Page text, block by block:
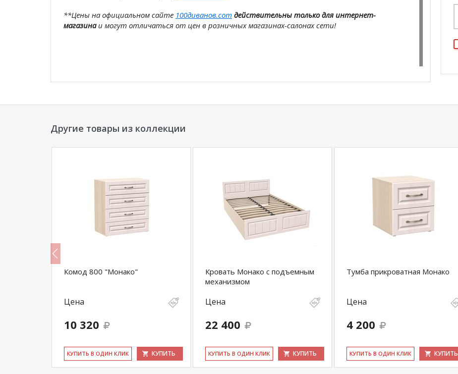
**Цены на официальном сайте 100диванов.com действительны только для интернет-
магазинаи могут отличаться от цен в розничных магазинах-салонах сети!
Другие товары из коллекции
Комод 800 "Монако"
Цена
10 320
КУ­ПИТЬ В ОДИН КЛИК КУПИТЬ
Кровать Монако с подъемным
механизмом
Цена
22 400
КУ­ПИТЬ В ОДИН КЛИК КУПИТЬ
Тумба прикроватная Монако
Цена
4 200
КУ­ПИТЬ В ОДИН КЛИК КУПИТЬ